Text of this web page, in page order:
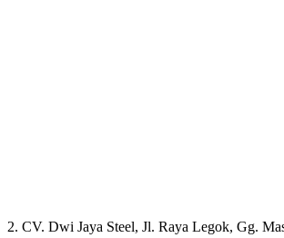
2. CV. Dwi Jaya Steel, Jl. Raya Legok, Gg.